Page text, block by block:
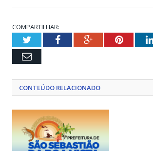
COMPARTILHAR:
TwitterFacebookGoogle+
Email
CONTEÚDO RELACIONADO